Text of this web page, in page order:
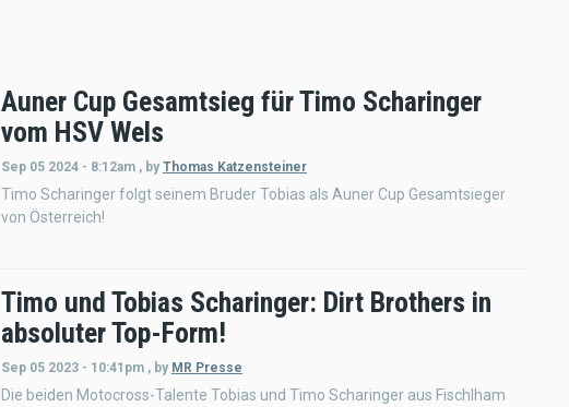
Auner Cup Gesamtsieg für Timo Scharinger
vom HSV Wels
Sep 05 2024 - 8:12am , by Thomas Katzensteiner
Timo Scharinger folgt seinem Bruder Tobias als Auner Cup Gesamtsieger
von Österreich!
Timo und Tobias Scharinger: Dirt Brothers in
absoluter Top-Form!
Sep 05 2023 - 10:41pm , by MR Presse
Die beiden Motocross-Talente Tobias und Timo Scharinger aus Fischlham